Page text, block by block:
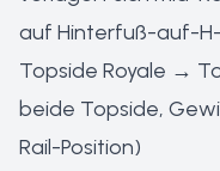
auf Hinterfuß-auf-
Topside Royale →
beide Topside,
Rail-Position)